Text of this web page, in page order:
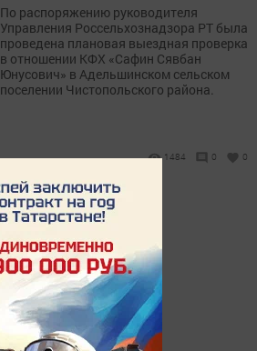
По распоряжению руководителя
Управления Россельхознадзора РТ была
проведена плановая выездная проверка
в отношении КФХ «Сафин Сявбан
Юнусович» в Адельшинском сельском
поселении Чистопольского района.
1484 0 0